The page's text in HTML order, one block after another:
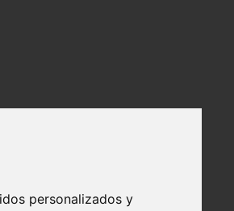
personalizados y